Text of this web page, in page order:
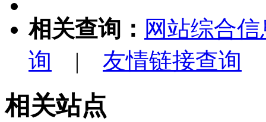
相关查询： 网站综合
询 | 友情链接查询
相关站点